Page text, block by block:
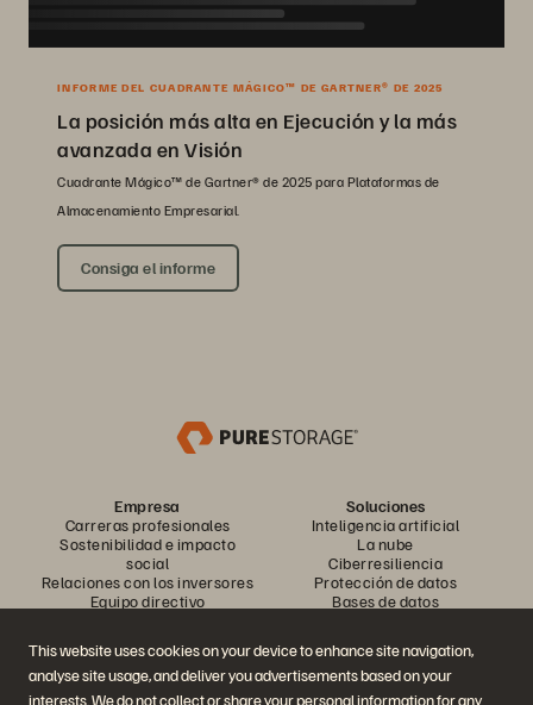
This website uses cookies on your device to enhance site navigation,
analyse site usage, and deliver you advertisements based on your
interests. We do not collect or share your personal information for any
INFORME DEL CUADRANTE MÁGICO™ DE GARTNER® DE 2025
La posición más alta en Ejecución y la más
avanzada en Visión
Cuadrante Mágico™ de Gartner® de 2025 para Plataformas de
Almacenamiento Empresarial.
Consiga el informe
Empresa
Carreras profesionales
Sostenibilidad e impacto
social
Relaciones con los inversores
Equipo directivo
Soluciones
Inteligencia artificial
La nube
Ciberresiliencia
Protección de datos
Bases de datos
Virtualización
Sectores
Plataforma y productos
Partners